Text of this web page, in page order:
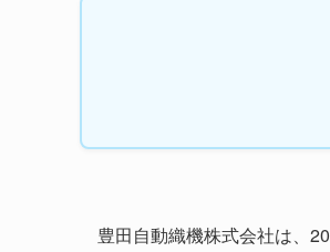
豊田自動織機株式会社は、